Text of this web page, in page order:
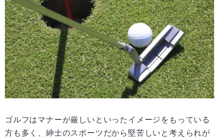
ゴルフはマナーが厳しいといったイメージをもっている
方も多く、紳士のスポーツだから堅苦しいと考えられが